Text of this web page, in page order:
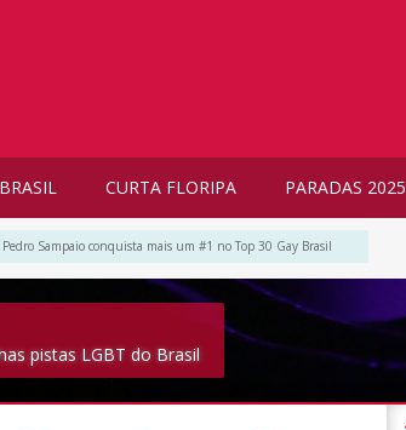
CURTA FLORIPA PARADAS 2025
Pedro Sampaio conquista mais um #1 no Top 30 Gay Brasil
pistas LGBT do Brasil